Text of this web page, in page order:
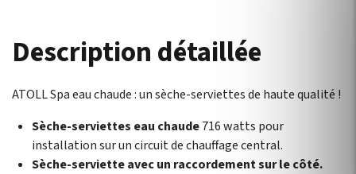
Description détaillée
ATOLL Spa eau chaude : un sèche-serviettes de haute qualité !
Sèche-serviettes eau chaude716 watts pour
installation sur un circuit de chauffage central.
Sèche-serviette avec un raccordement sur le côté.